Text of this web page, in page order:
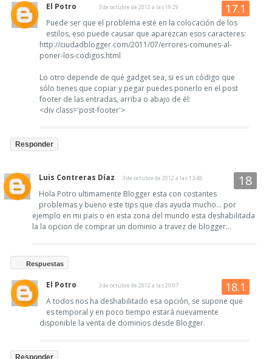
El Potro 3 de octubre de 2012 a las 19:29
Puede ser que el problema esté en la colocación de los
estilos, eso puede causar que aparezcan esos caracteres:
http://ciudadblogger.com/2011/07/errores-comunes-al-
poner-los-codigos.html
Lo otro depende de qué gadget sea, si es un código que
sólo tienes que copiar y pegar puedes ponerlo en el post
footer de las entradas, arriba o abajo de él:
<div class='post-footer'>
Responder
Luis Contreras Díaz 3 de octubre de 2012 a las 13:48
Hola Potro ultimamente Blogger esta con costantes
problemas y bueno este tips que das ayuda mucho... por
ejemplo en mi pais o en esta zona del mundo esta deshabilitada
la la opcion de comprar un dominio a travez de blogger...
Respuestas
El Potro 3 de octubre de 2012 a las 20:07
A todos nos ha deshabilitado esa opción, se supone que
es temporal y en poco tiempo estará nuevamente
disponible la venta de dominios desde Blogger.